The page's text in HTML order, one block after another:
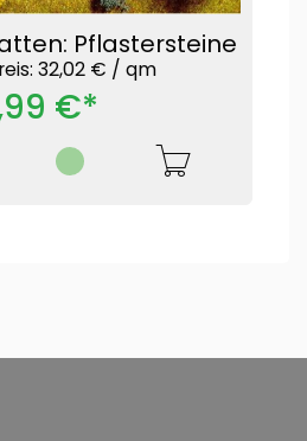
Pflastersteine
32,02 € / qm
€*